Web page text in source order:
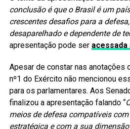
conclusão é que o Brasil é um
crescentes desafios para a
desaparelhado e dependente de
apresentação pode ser acessada
Apesar de constar nas anotações
nº1 do Exército não mencionou
para os parlamentares. Aos
finalizou a apresentação falando “
meios de defesa compatíveis
estratégica e com a sua